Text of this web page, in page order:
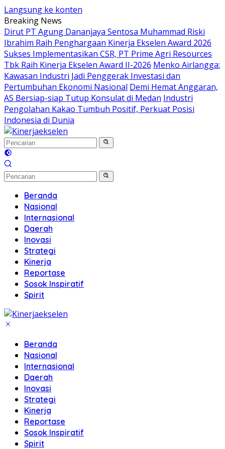
Langsung ke konten
Breaking News
Dirut PT Agung Dananjaya Sentosa Muhammad Riski
Ibrahim Raih Penghargaan Kinerja Ekselen Award 2026
Sukses Implementasikan CSR, PT Prime Agri Resources
Tbk Raih Kinerja Ekselen Award II-2026 Menko Airlangga:
Kawasan Industri Jadi Penggerak Investasi dan
Pertumbuhan Ekonomi Nasional Demi Hemat Anggaran,
AS Bersiap-siap Tutup Konsulat di Medan Industri
Pengolahan Kakao Tumbuh Positif, Perkuat Posisi
Indonesia di Dunia
Beranda
Nasional
Internasional
Daerah
Inovasi
Strategi
Kinerja
Reportase
Sosok Inspiratif
Spirit
Beranda
Nasional
Internasional
Daerah
Inovasi
Strategi
Kinerja
Reportase
Sosok Inspiratif
Spirit